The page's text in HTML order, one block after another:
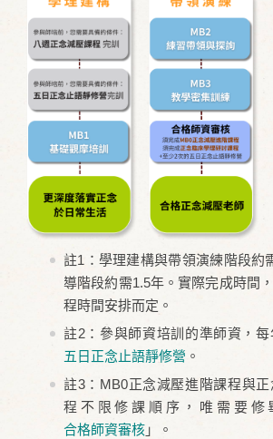
註1：學理建構與帶領演練階段約
導階段約需1.5年。實際完成時間
程時間安排而定。
註2：參與師資培訓的準師資，
五日正念止語靜修營 。
註3：MB0正念減壓進階課程與
程不限修課順序，唯需要修
合格師資審核 」。